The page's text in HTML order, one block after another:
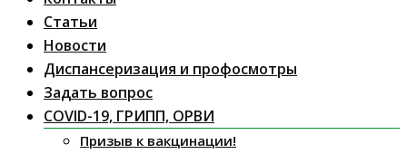
Статьи
Новости
Диспансеризация и профосмотры
Задать вопрос
COVID-19, ГРИПП, ОРВИ
Призыв к вакцинации!